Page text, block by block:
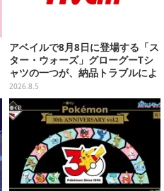
アベイルで8月8日に登場する「ス
ター・ウォーズ」グローグーTシ
ャツの一つが、納品トラブルによ
り販売日変更へ
2026.8.5